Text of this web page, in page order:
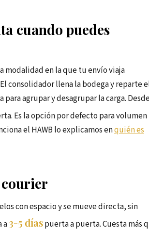
cuando puedes
en la que tu envío viaja
consolidador llena la bodega y reparte
agrupar y desagrupar la carga.
Es la opción por defecto para volumen
el HAWB lo explicamos enquién es
con espacio y se mueve directa, sin
a3-5 díaspuerta a puerta. Cuesta más